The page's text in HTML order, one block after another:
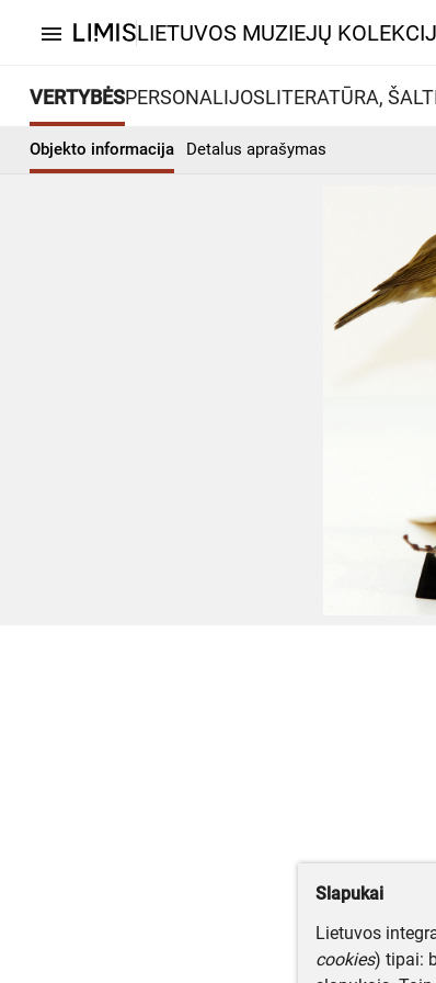
menu LIETUVOS MUZIEJŲ
VERTYBĖSPERSONALIJOSLITERATŪRA,
Objekto informacija Detalus aprašymas
Slapukai
Lietuvos
cookies) tipai: